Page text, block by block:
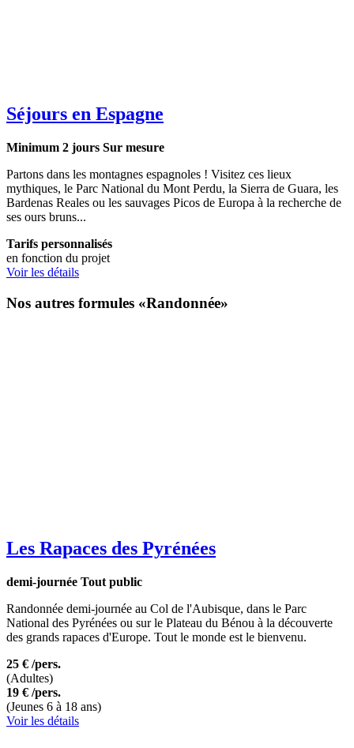
Séjours en Espagne
Minimum 2 jours Sur mesure
Partons dans les montagnes espagnoles ! Visitez ces lieux
mythiques, le Parc National du Mont Perdu, la Sierra de Guara, les
Bardenas Reales ou les sauvages Picos de Europa à la recherche de
ses ours bruns...
Tarifs personnalisés
en fonction du projet
Voir les détails
Nos autres formules «Randonnée»
Les Rapaces des Pyrénées
demi-journée Tout public
Randonnée demi-journée au Col de l'Aubisque, dans le Parc
National des Pyrénées ou sur le Plateau du Bénou à la découverte
des grands rapaces d'Europe. Tout le monde est le bienvenu.
25 € /pers.
(Adultes)
19 € /pers.
(Jeunes 6 à 18 ans)
Voir les détails